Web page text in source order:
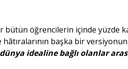
öğrencilerin içinde yüzde
hâtıralarının başka bir
idealine bağlı olanlar